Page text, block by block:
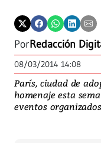
PorRedacción
08/03/2014 14:08
París, ciudad de
homenaje esta
eventos